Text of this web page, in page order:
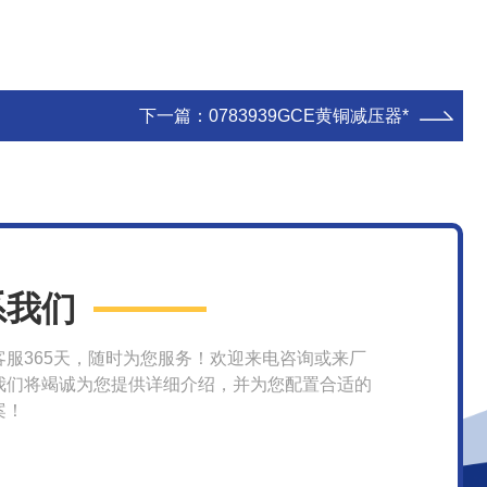
下一篇： 0783939GCE黄铜减压器*
们
服365天，随时为您服务！欢迎来电咨询或来厂
们将竭诚为您提供详细介绍，并为您配置合适的